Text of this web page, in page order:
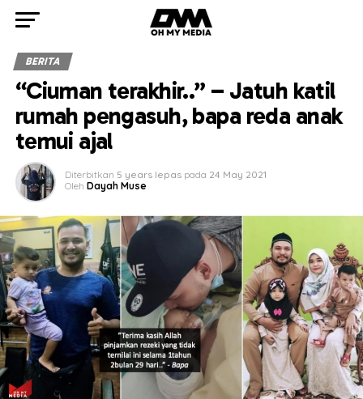
BERITA
“Ciuman terakhir..” – Jatuh katil
rumah pengasuh, bapa reda anak
temui ajal
Diterbitkan 5 years lepas pada 24 May 2021
Oleh Dayah Muse